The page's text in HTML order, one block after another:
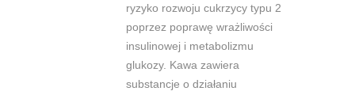
ryzyko rozwoju cukrzycy typu 2
poprzez poprawę wrażliwości
insulinowej i metabolizmu
glukozy. Kawa zawiera
substancje o działaniu